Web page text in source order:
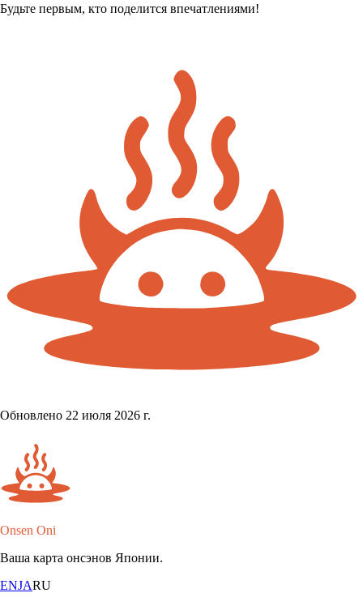
Будьте первым, кто поделится впечатлениями!
Обновлено 22 июля 2026 г.
Onsen Oni
Ваша карта онсэнов Японии.
ENJARU